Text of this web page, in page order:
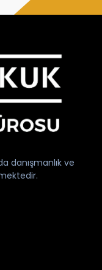
danışmanlık ve